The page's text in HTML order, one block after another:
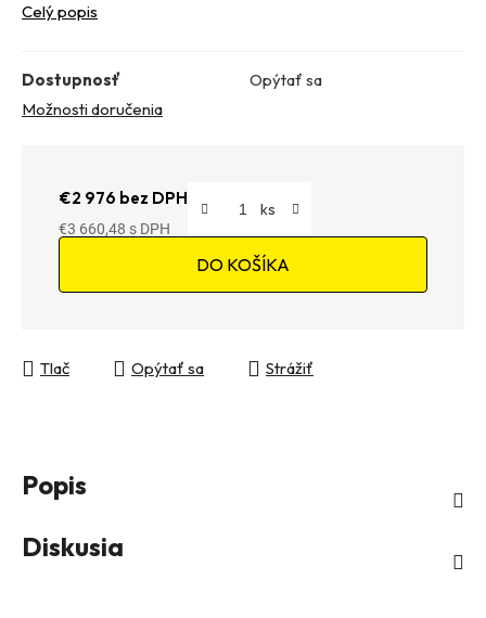
Celý popis
Dostupnosť
Opýtať sa
Možnosti doručenia
€2 976 bez DPH
€3 660,48
DO KOŠÍKA
Tlač Opýtať sa Strážiť
Popis
Diskusia